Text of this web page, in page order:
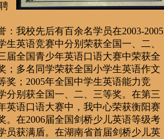
：我校先后有百余名学员在2003-2005
生英语竞赛中分别荣获全国一、二、
届全国青少年英语口语大赛中荣获全
；多名同学荣获全国小学生英语作文
奖；2005年全国中学生英语能力竞
分别获全国一、二、三等奖。在第三
英语口语大赛中，我中心荣获衡阳赛
。在2006届全国剑桥少儿英语等级考
员获满盾。在湖南省首届剑桥少儿英